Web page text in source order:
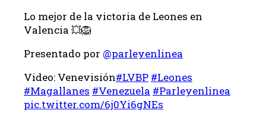
Lo mejor de la victoria de Leones en
Valencia 💥🦁
Presentado por @parleyenlinea
Video: Venevisión#LVBP #Leones
#Magallanes #Venezuela #Parleyenlinea
pic.twitter.com/6j0Yi6gNEs